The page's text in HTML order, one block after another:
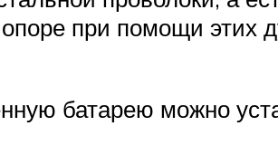
при помощи этих
батарею можно